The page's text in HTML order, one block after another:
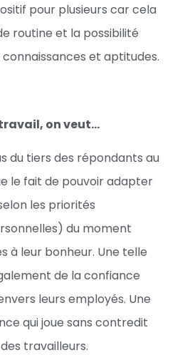
pour plusieurs car cela
routine et la possibilité
et aptitudes.
on veut…
du tiers des répondants au
le fait de pouvoir adapter
les priorités
du moment
à leur bonheur. Une telle
de la confiance
leurs employés. Une
qui joue sans contredit
travailleurs.